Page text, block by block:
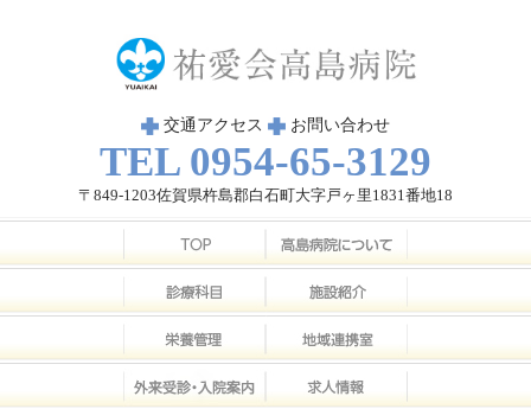
交通アクセス お問い合わせ
TEL 0954-65-3129
〒849-1203佐賀県杵島郡白石町大字戸ヶ里1831番地18